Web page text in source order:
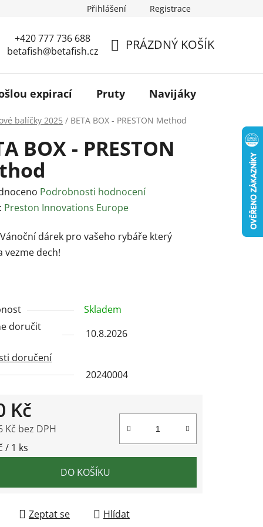
Přihlášení Registrace
KOŠÍK
PRÁZDNÝ KOŠÍK
+420 777 736 688
betafish@betafish.cz
expirací Pruty Navijáky
balíčky 2025 / BETA BOX - PRESTON Method
BOX - PRESTON
Podrobnosti hodnocení
Preston Innovations Europe
dárek pro vašeho rybáře který
vezme dech!
Skladem
doručit
10.8.2026
doručení
20240004
Kč
Kč bez DPH
cena:
/ 1 ks
DO KOŠÍKU
Zeptat se
Hlídat